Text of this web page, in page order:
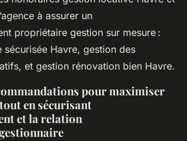
à assurer un
propriétaire gestion sur mesure :
sécurisée Havre, gestion des
et gestion rénovation bien Havre.
pour maximiser
en sécurisant
et la relation